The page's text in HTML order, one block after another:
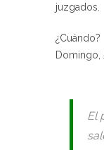
juzgados.
¿Cuándo?
Domingo,
El